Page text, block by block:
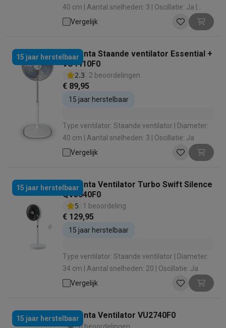
40 cm | Aantal snelheden: 3 | Oscillatie: Ja |
Vermogen: 60 W
Vergelijk
15 jaar herstelbaarRowenta Staande ventilator Essential +
VU4410F0
2.3
2 beoordelingen
€ 89,95
15 jaar herstelbaar
Type ventilator: Staande ventilator | Diameter:
40 cm | Aantal snelheden: 3 | Oscillatie: Ja
Vergelijk
15 jaar herstelbaarRowenta Ventilator Turbo Swift Silence
QV5040F0
5
1 beoordeling
€ 129,95
15 jaar herstelbaar
Type ventilator: Staande ventilator | Diameter:
34 cm | Aantal snelheden: 20 | Oscillatie: Ja
Vergelijk
15 jaar herstelbaarRowenta Ventilator VU2740F0